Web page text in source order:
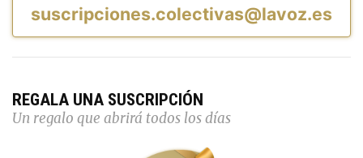
suscripciones.colectivas@lavoz.es
REGALA UNA SUSCRIPCIÓN
Un regalo que abrirá todos los días